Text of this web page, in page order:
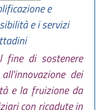
e
e i servizi
fine di sostenere
dei
e la fruizione da
con ricadute in